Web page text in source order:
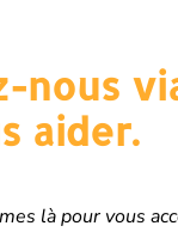
nous
aider.
là pour vous